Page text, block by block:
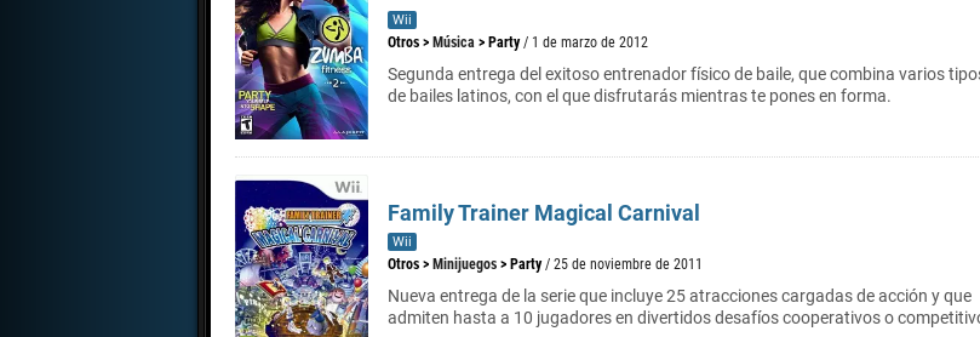
Wii
Otros > Música > Party / 1 de marzo de 2012
Segunda entrega del exitoso entrenador físico de baile, que combina varios
de bailes latinos, con el que disfrutarás mientras te pones en forma.
Family Trainer Magical Carnival
Wii
Otros > Minijuegos > Party / 25 de noviembre de 2011
Nueva entrega de la serie que incluye 25 atracciones cargadas de acción y que
admiten hasta a 10 jugadores en divertidos desafíos cooperativos o